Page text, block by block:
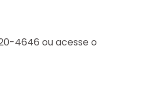
4646 ou acesse o